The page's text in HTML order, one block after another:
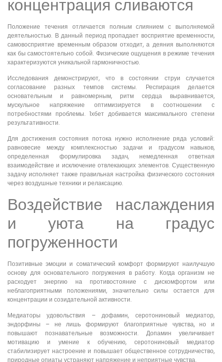
концентрация сливаются
Положение течения отличается полным слиянием с выполняемой
деятельностью. В данный период пропадает восприятие временности,
самовосприятие временным образом отходит, а деяния выполняются
как бы самостоятельно собой. Физические ощущения в режиме течения
характеризуются уникальной гармоничностью.
Исследования демонстрируют, что в состоянии струи случается
согласование разных темпов системы. Респирация делается
основательным и равномерным, ритм сердца выравнивается,
мускульное напряжение оптимизируется в соотношении с
потребностями проблемы. 1хбет добивается максимального степени
результативности.
Для достижения состояния потока нужно исполнение ряда условий:
равновесие между комплексностью задачи и градусом навыков,
определенная формулировка задач, немедленная ответная
взаимодействие и исключение отвлекающих элементов. Существенную
задачу исполняет также правильная настройка физического состояния
через воздушные техники и релаксацию.
Воздействие наслаждения
и уюта на градус
погруженности
Позитивные эмоции и соматический комфорт формируют наилучшую
основу для основательного погружения в работу. Когда организм не
расходует энергию на противостояние с дискомфортом или
неблагоприятными положениями, значительно силы остается для
концентрации и созидательной активности.
Медиаторы удовольствия – дофамин, серотониновый медиатор,
эндорфины – не лишь формируют благоприятные чувства, но и
повышают познавательные возможности. Допамин увеличивает
мотивацию и умение к обучению, серотониновый медиатор
стабилизирует настроение и повышает общественное сотрудничество,
природные опиаты устраняют напряжение и неприятные чувства.